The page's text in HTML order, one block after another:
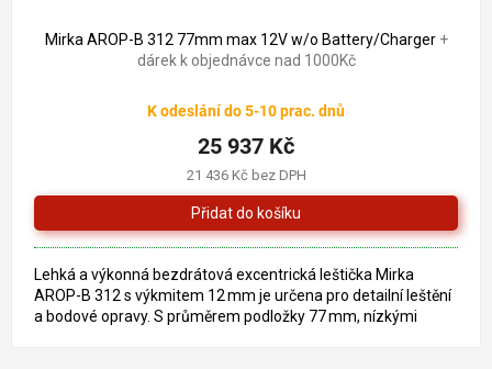
Mirka AROP-B 312 77mm max 12V w/o Battery/Charger +
dárek k objednávce nad 1000Kč
K odeslání do 5-10 prac. dnů
21 436 Kč bez DPH
25 937 Kč
Lehká a výkonná bezdrátová excentrická leštička Mirka
AROP-B 312 s výkmitem 12 mm je určena pro detailní leštění
a bodové opravy. S průměrem podložky 77 mm, nízkými